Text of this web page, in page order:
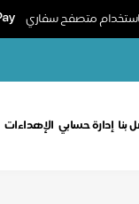
باستخدام متصفح سفاري
بنا إدارة حسابي الإهداءات